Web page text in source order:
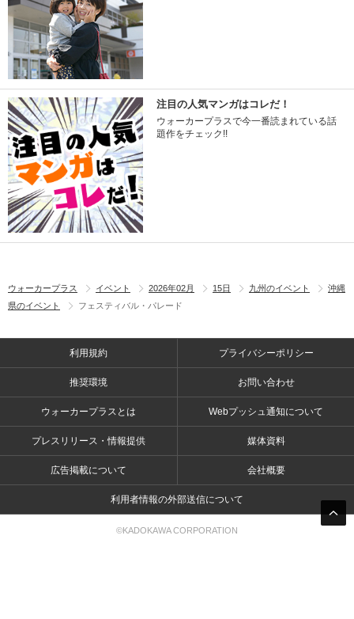
注目の人気マンガはコレだ！
ウォーカープラスで今一番読まれている話
題作をチェック!!
ウォーカープラス イベント 2026年02月 15日 九州のイベント
沖縄
県のイベント
フェスティバル・パレード
利用規約 プライバシーポリシー
推奨環境 お問い合わせ
ウォーカープラスとは Webプッシュ通知について
プレスリリース・情報提供 媒体資料
広告掲載について 会社概要
利用者情報の外部送信について
©KADOKAWA CORPORATION